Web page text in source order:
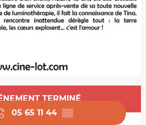
TERMINÉ
05 65 11 44 ▒▒